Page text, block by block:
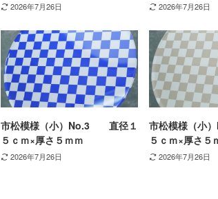
2026年7月26日 2026年7月26日
市松模様（小）No.3 直径１
５ｃｍ×厚さ５ｍｍ
2026年7月26日
市松模様（
５ｃｍ×厚さ５
2026年7月26日